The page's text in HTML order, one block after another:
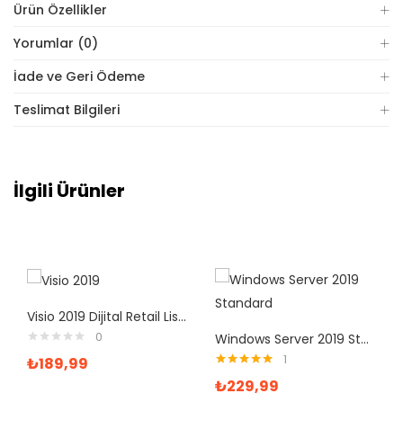
Ürün Özellikler
Yorumlar (0)
İade ve Geri Ödeme
Teslimat Bilgileri
İlgili Ürünler
Visio 2019 Dijital Retail Lisans Anahtarı
0
₺189,99
Windows Server 2019 Standard Dijital Lisans
5.00oy aldı
1
₺229,99